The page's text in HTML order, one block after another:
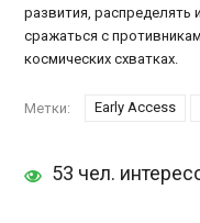
развития, распределять
сражаться с
космических схватках.
Метки: Early Access
53 чел.